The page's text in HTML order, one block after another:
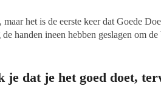
het is de eerste keer dat Goede
handen ineen hebben geslagen om
je dat je het goed doet,